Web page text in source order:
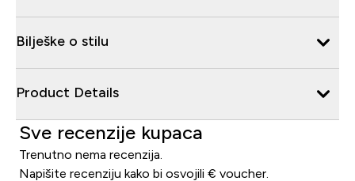
Bilješke o stilu
Product Details
Sve recenzije kupaca
Trenutno nema recenzija.
Napišite recenziju kako bi osvojili € voucher.